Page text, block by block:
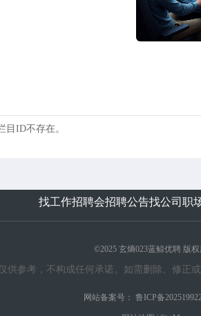
目ID不存在。
找工作招聘会招聘公告找公司 职
©2025 玄熵023蓝鲸优聘 版
参考，不构成任何承诺。如需删除、修正或
网站备案号： 鲁ICP备